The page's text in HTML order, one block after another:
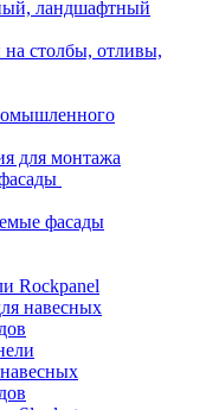
ландшафтный
столбы, отливы,
для монтажа
фасады
Rockpanel
навесных